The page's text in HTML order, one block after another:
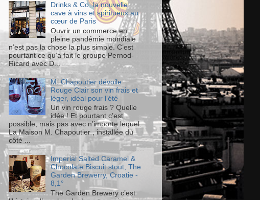
Drinks & Co, la nouvelle
cave à vins et spiritueux au
cœur de Paris
Ouvrir un commerce en
pleine pandémie mondiale
n’est pas la chose la plus simple. C’est
pourtant ce qu’a fait le groupe Pernod-
Ricard avec D...
M. Chapoutier dévoile
Rouge Clair son vin frais et
léger, idéal pour l’été
Un vin rouge frais ? Quelle
idée ! Et pourtant c’est
possible, mais pas avec n’importe lequel.
La Maison M. Chapoutier , installée du
côté ...
Imperial Salted Caramel &
Chocolate Biscuit stout, The
Garden Brewerry, Croatie -
8,1°
The Garden Brewery c’est